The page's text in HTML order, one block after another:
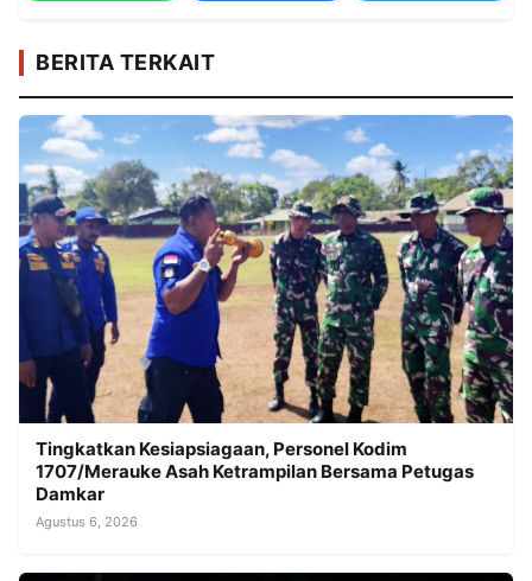
BERITA TERKAIT
Tingkatkan Kesiapsiagaan, Personel Kodim
1707/Merauke Asah Ketrampilan Bersama Petugas
Damkar
Agustus 6, 2026